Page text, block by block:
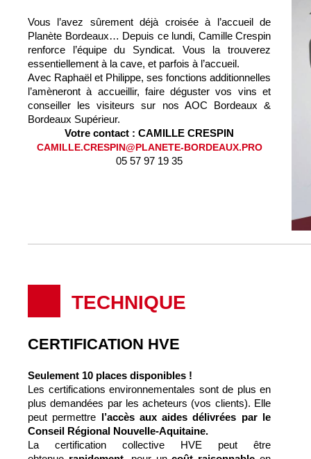
Vous l’avez sûrement déjà croisée à l’accueil de
Planète Bordeaux… Depuis ce lundi, Camille Crespin
renforce l’équipe du Syndicat. Vous la trouverez
essentiellement à la cave, et parfois à l’accueil.
Avec Raphaël et Philippe, ses fonctions additionnelles
l’amèneront à accueillir, faire déguster vos vins et
conseiller les visiteurs sur nos AOC Bordeaux &
Bordeaux Supérieur.
Votre contact : CAMILLE CRESPIN
CAMILLE.CRESPIN@PLANETE-BORDEAUX.PRO
05 57 97 19 35
TECHNIQUE
CERTIFICATION HVE
Seulement 10 places disponibles !
Les certifications environnementales sont de plus en
plus demandées par les acheteurs (vos clients). Elle
peut permettre l’accès aux aides délivrées par le
Conseil Régional Nouvelle-Aquitaine.
La certification collective HVE peut être